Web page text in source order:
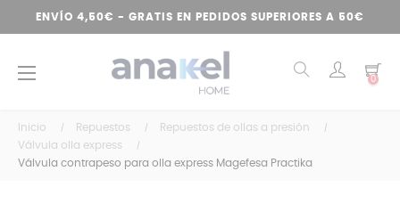
ENVÍO 4,50€ - GRATIS EN PEDIDOS SUPERIORES A 50€
Navegación
☰ 0
Inicio Repuestos
Repuestos de ollas a presión
Válvula olla express
Válvula contrapeso para olla express Magefesa Practika